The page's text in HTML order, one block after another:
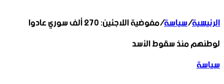
الرئيسية/سياسة/
مفوضية اللاجئين: 270 ألف سوري عادوا
لوطنهم منذ سقوط الأسد
سياسة